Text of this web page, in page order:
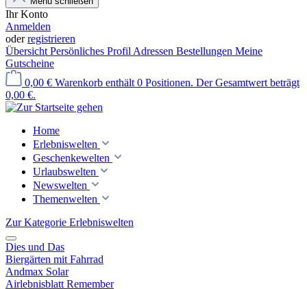
Ihr Konto
Anmelden
oderregistrieren
Übersicht Persönliches Profil Adressen Bestellungen Meine
Gutscheine
0,00 € Warenkorb enthält 0 Positionen. Der Gesamtwert beträgt
0,00 €.
Home
Erlebniswelten
Geschenkewelten
Urlaubswelten
Newswelten
Themenwelten
Zur Kategorie Erlebniswelten
Dies und Das
Biergärten mit Fahrrad
Andmax Solar
Airlebnisblatt Remember